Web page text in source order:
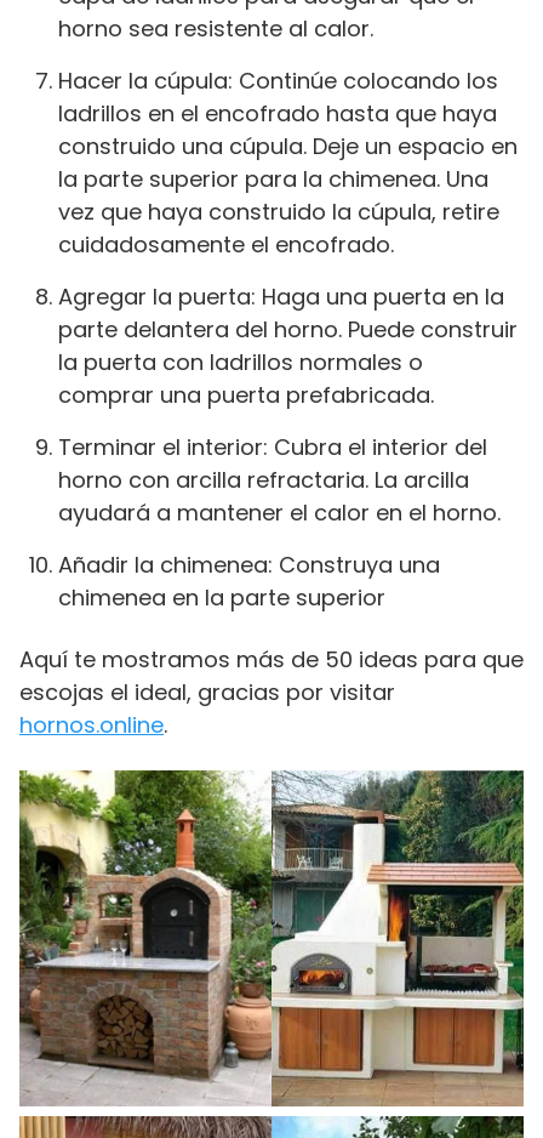
horno sea resistente al calor.
Hacer la cúpula: Continúe colocando los
ladrillos en el encofrado hasta que haya
construido una cúpula. Deje un espacio en
la parte superior para la chimenea. Una
vez que haya construido la cúpula, retire
cuidadosamente el encofrado.
Agregar la puerta: Haga una puerta en la
parte delantera del horno. Puede construir
la puerta con ladrillos normales o
comprar una puerta prefabricada.
Terminar el interior: Cubra el interior del
horno con arcilla refractaria. La arcilla
ayudará a mantener el calor en el horno.
Añadir la chimenea: Construya una
chimenea en la parte superior
Aquí te mostramos más de 50 ideas para que
escojas el ideal, gracias por visitar
hornos.online.